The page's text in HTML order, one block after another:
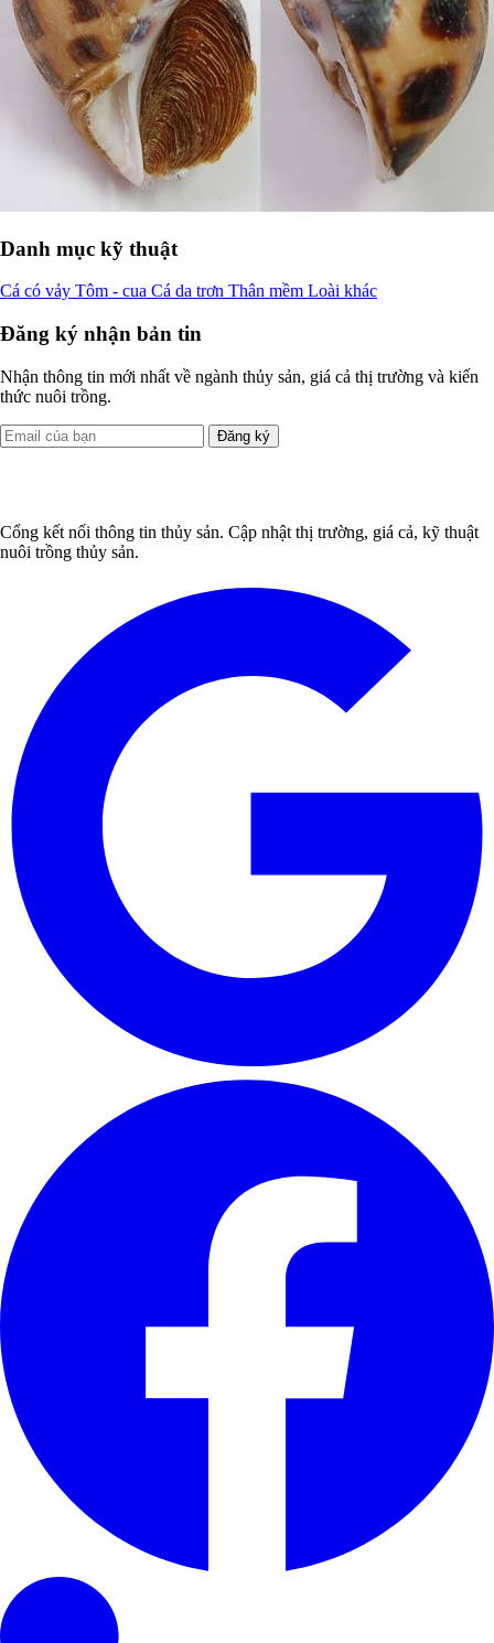
Danh mục kỹ thuật
Cá có vảy Tôm - cua Cá da trơn Thân mềm Loài khác
Đăng ký nhận bản tin
Nhận thông tin mới nhất về ngành thủy sản, giá cả thị trường và kiến
thức nuôi trồng.
Đăng ký
Cổng kết nối thông tin thủy sản. Cập nhật thị trường, giá cả, kỹ thuật
nuôi trồng thủy sản.